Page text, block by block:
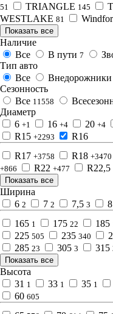
51 TRIANGLE 145
WESTLAKE 81
Показать все
Наличие
Все
В пути 7
Тип авто
Все
Внедорожники
Сезонность
Все 11558
Диаметр
6 +1 16 +4 20 +4
R15 +2293
R16
R17 +3758 R18 +3470
+866 R22 +477 R22,5
Показать все
Ширина
6 2 7 2 7,5 3 8
165 1 175 22 185
225 505 235 340
285 23 305 3 315
Показать все
Высота
31 1 33 1 35 1
60 605